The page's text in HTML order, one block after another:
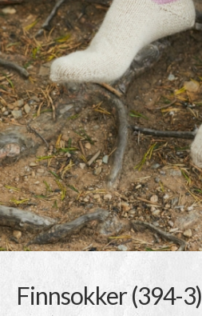
Finnsokker (394-3)